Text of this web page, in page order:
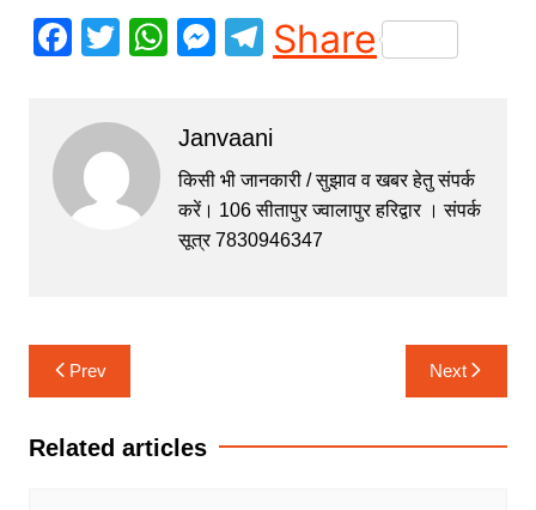
F
c
e
b
o
T
itt
er
W
s
A
p
p
M
s
e
n
T
el
gr
a
m
Share
Janvaani
किसी भी जानकारी / सुझाव व खबर हेतु संपर्क
करें। 106 सीतापुर ज्वालापुर हरिद्वार । संपर्क
सूत्र 7830946347
Post
navigation
Prev Next
Related articles